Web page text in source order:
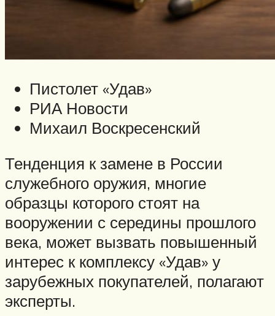
Пистолет «Удав»
РИА Новости
Михаил Воскресенский
Тенденция к замене в России
служебного оружия, многие
образцы которого стоят на
вооружении с середины прошлого
века, может вызвать повышенный
интерес к комплексу «Удав» у
зарубежных покупателей, полагают
эксперты.